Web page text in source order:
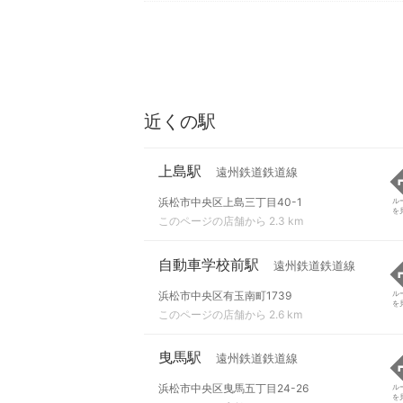
近くの駅
上島駅 遠州鉄道鉄道線
浜松市中央区上島三丁目40-1
このページの店舗から 2.3 km
ル
を
自動車学校前駅 遠州鉄道鉄道線
浜松市中央区有玉南町1739
このページの店舗から 2.6 km
ル
を
曳馬駅 遠州鉄道鉄道線
浜松市中央区曳馬五丁目24-26
ル
を